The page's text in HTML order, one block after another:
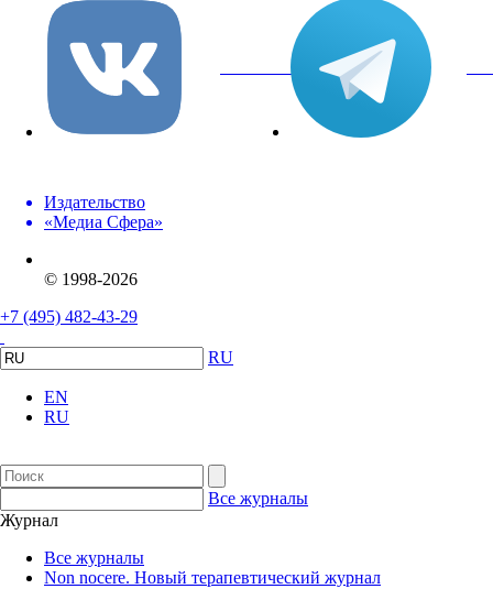
вКонтакте
Издательство
«Медиа Сфера»
© 1998-2026
+7 (495) 482-43-29
RU
EN
RU
Все журналы
Журнал
Все журналы
Non nocere. Новый терапевтический журнал